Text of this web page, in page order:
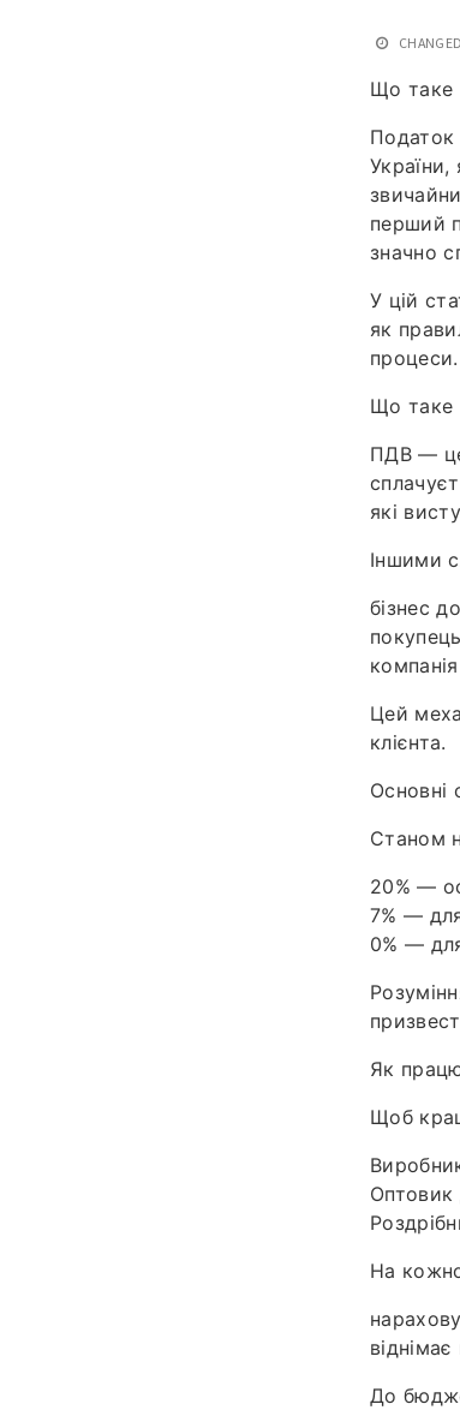
CHANGED
Що таке
Податок
України,
перший
значно
У цій
як
процеси.
Що таке
ПДВ — це
які
Іншими
бізнес
Цей
клієнта.
Основні
Станом
20% —
7% —
0% —
Як
Щоб
Оптовик
На
До